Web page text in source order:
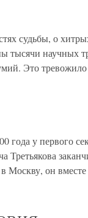
судьбы, о
тысячи научных
Это
года у первого
Москву, он